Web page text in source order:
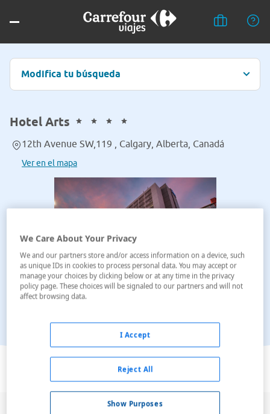
Modifica tu búsqueda
Hotel Arts
12th Avenue SW,119 , Calgary, Alberta, Canadá
Ver en el mapa
Ver en el mapa
We Care About Your Privacy
We and our partners store and/or access information on a device, such
as unique IDs in cookies to process personal data. You may accept or
manage your choices by clicking below or at any time in the privacy
policy page. These choices will be signaled to our partners and will not
affect browsing data.
Show Purposes
Reject All
I Accept